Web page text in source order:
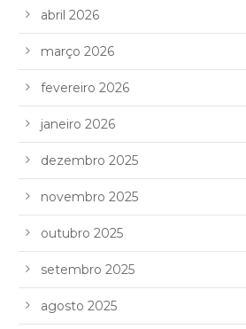
abril 2026
março 2026
fevereiro 2026
janeiro 2026
dezembro 2025
novembro 2025
outubro 2025
setembro 2025
agosto 2025